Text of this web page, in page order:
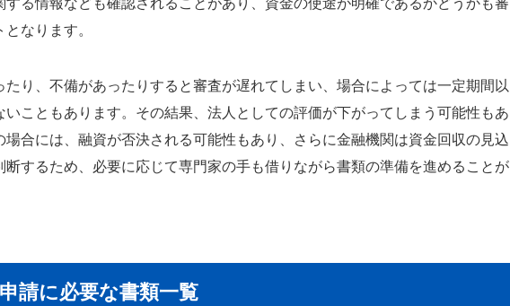
なります。
たり、不備があったりすると審査が遅れてしまい、場合によっては一定期間以
いこともあります。その結果、法人としての評価が下がってしまう可能性もあ
場合には、融資が否決される可能性もあり、さらに金融機関は資金回収の見込
断するため、必要に応じて専門家の手も借りながら書類の準備を進めることが
請に必要な書類一覧